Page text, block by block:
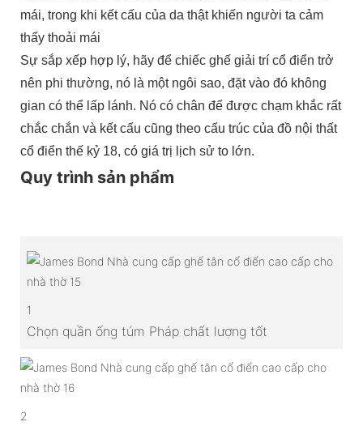
mái, trong khi kết cấu của da thật khiến người ta cảm
thấy thoải mái
Sự sắp xếp hợp lý, hãy để chiếc ghế giải trí cổ điển trở
nên phi thường, nó là một ngôi sao, đặt vào đó không
gian có thể lấp lánh. Nó có chân đế được chạm khắc rất
chắc chắn và kết cấu cũng theo cấu trúc của đồ nội thất
cổ điển thế kỷ 18, có giá trị lịch sử to lớn.
Quy trình sản phẩm
1
Chọn quần ống túm Pháp chất lượng tốt
2